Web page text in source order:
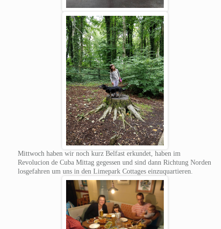
Mittwoch haben wir noch kurz Belfast erkundet, haben im
Revolucion de Cuba Mittag gegessen und sind dann Richtung Norden
losgefahren um uns in den Limepark Cottages einzuquartieren.